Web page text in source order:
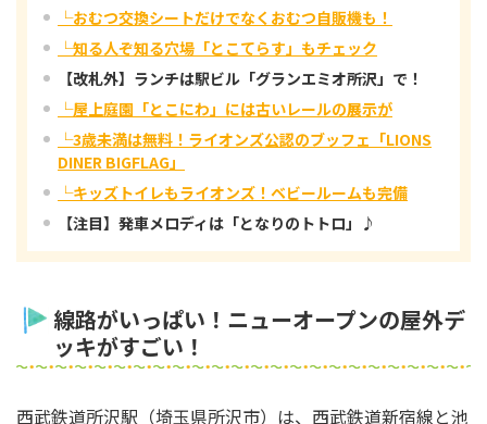
└おむつ交換シートだけでなくおむつ自販機も！
└知る人ぞ知る穴場「とこてらす」もチェック
【改札外】ランチは駅ビル「グランエミオ所沢」で！
└屋上庭園「とこにわ」には古いレールの展示が
└3歳未満は無料！ライオンズ公認のブッフェ「LIONS
DINER BIGFLAG」
└キッズトイレもライオンズ！ベビールームも完備
【注目】発車メロディは「となりのトトロ」♪
線路がいっぱい！ニューオープンの屋外デ
ッキがすごい！
西武鉄道所沢駅（埼玉県所沢市）は、西武鉄道新宿線と池